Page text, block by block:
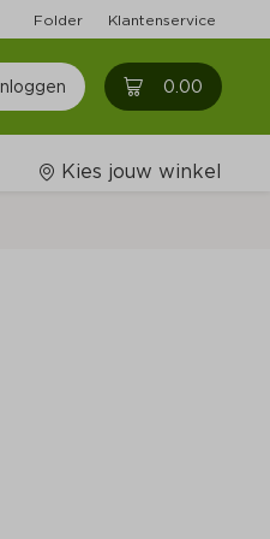
Folder Klantenservice
Inloggen 0.00 0
Kies jouw winkel